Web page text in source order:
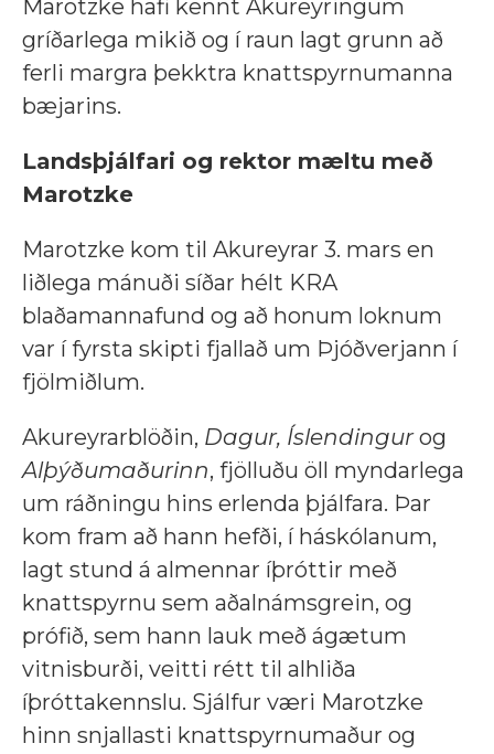
Marotzke hafi kennt Akureyringum
gríðarlega mikið og í raun lagt grunn að
ferli margra þekktra knattspyrnumanna
bæjarins.
Landsþjálfari og rektor mæltu með
Marotzke
Marotzke kom til Akureyrar 3. mars en
liðlega mánuði síðar hélt KRA
blaðamannafund og að honum loknum
var í fyrsta skipti fjallað um Þjóðverjann í
fjölmiðlum.
Akureyrarblöðin, Dagur, Íslendingurog
Alþýðumaðurinn, fjölluðu öll myndarlega
um ráðningu hins erlenda þjálfara. Þar
kom fram að hann hefði, í háskólanum,
lagt stund á almennar íþróttir með
knattspyrnu sem aðalnámsgrein, og
prófið, sem hann lauk með ágætum
vitnisburði, veitti rétt til alhliða
íþróttakennslu. Sjálfur væri Marotzke
hinn snjallasti knattspyrnumaður og